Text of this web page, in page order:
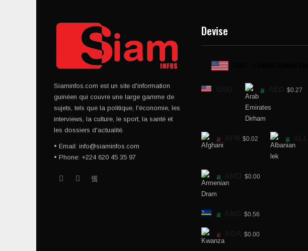
Siaminfos.com est un site d'information
guinéen qui couvre une large gamme de
sujets, tels que la politique, l'économie, les
interviews, la culture, le sport, la santé et
les dossiers d'actualité.
• Email: info@siaminfos.com
• Phone: +224 620 45 35 97
Devise
$0.27
$0.02
$0.00
$0.56
$0.00